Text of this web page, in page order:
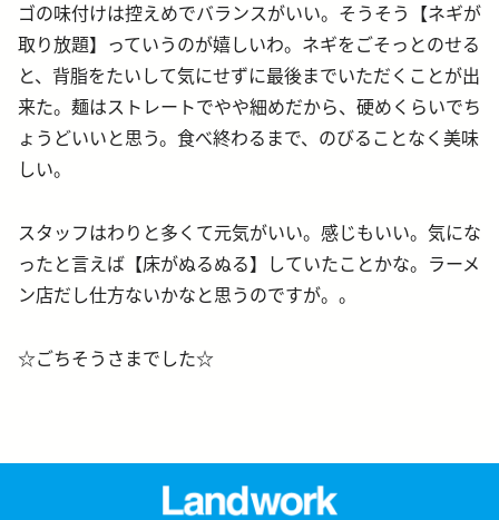
ゴの味付けは控えめでバランスがいい。そうそう【ネギが
取り放題】っていうのが嬉しいわ。ネギをごそっとのせる
と、背脂をたいして気にせずに最後までいただくことが出
来た。麺はストレートでやや細めだから、硬めくらいでち
ょうどいいと思う。食べ終わるまで、のびることなく美味
しい。
スタッフはわりと多くて元気がいい。感じもいい。気にな
ったと言えば【床がぬるぬる】していたことかな。ラーメ
ン店だし仕方ないかなと思うのですが。。
☆ごちそうさまでした☆